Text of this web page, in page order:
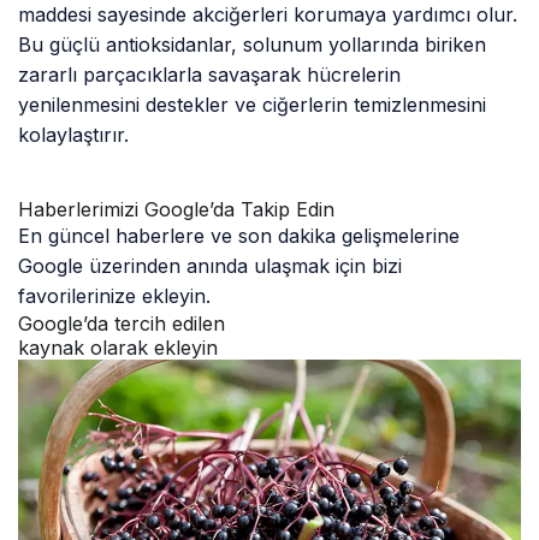
maddesi sayesinde akciğerleri korumaya yardımcı olur.
Bu güçlü antioksidanlar, solunum yollarında biriken
zararlı parçacıklarla savaşarak hücrelerin
yenilenmesini destekler ve ciğerlerin temizlenmesini
kolaylaştırır.
Haberlerimizi Google’da Takip Edin
En güncel haberlere ve son dakika gelişmelerine
Google üzerinden anında ulaşmak için bizi
favorilerinize ekleyin.
Google’da tercih edilen
kaynak olarak ekleyin